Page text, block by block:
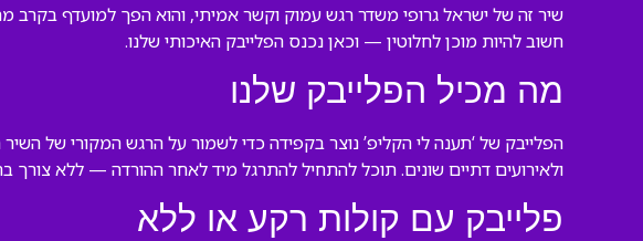
שיר זה של ישראל גרופי משדר רגש עמוק וקשר אמיתי, והוא הפך למועדף בקרב
חשוב להיות מוכן לחלוטין — וכאן נכנס הפלייבק האיכותי שלנו.
מה מכיל הפלייבק שלנו
הפלייבק של ‘תענה לי הקליפ’ נוצר בקפידה כדי לשמור על הרגש המקורי של
ולאירועים דתיים שונים. תוכל להתחיל להתרגל מיד לאחר ההורדה — ללא צורך
פלייבק עם קולות רקע או ללא